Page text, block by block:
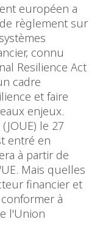
européen a
règlement sur
connu
Resilience Act
cadre
et faire
enjeux.
le 27
entré en
à partir de
Mais quelles
financier et
à
l'Union